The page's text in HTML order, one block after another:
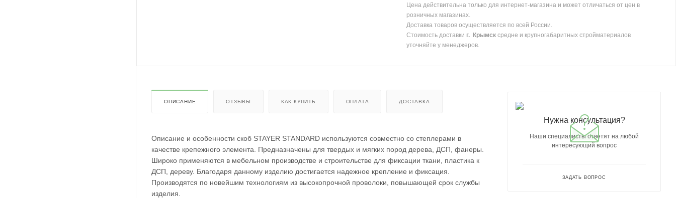
Цена действительна только для интернет-магазина и может отличаться от цен в
розничных магазинах.
Доставка товаров осуществляется по всей России.
Стоимость доставки г. Крымсксредне и крупногабаритных стройматериалов
уточняйте у менеджеров.
ОПИСАНИЕ ОТЗЫВЫ КАК КУПИТЬ ОПЛАТА ДОСТАВКА
Описание и особенности скоб STAYER STANDARD используются совместно со степлерами в
качестве крепежного элемента. Предназначены для твердых и мягких пород дерева, ДСП, фанеры.
Широко применяются в мебельном производстве и строительстве для фиксации ткани, пластика к
ДСП, дереву. Благодаря данному изделию достигается надежное крепление и фиксация.
Производятся по новейшим технологиям из высокопрочной проволоки, повышающей срок службы
изделия.
Нужна консультация?
Наши специалисты ответят на любой
интересующий вопрос
ЗАДАТЬ ВОПРОС